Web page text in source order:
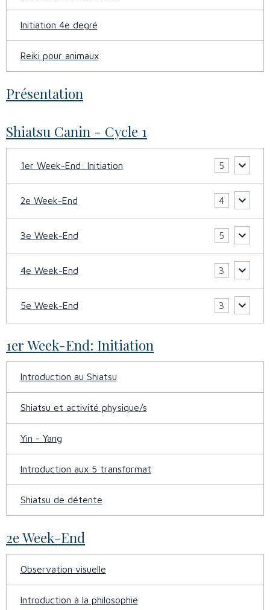
Initiation 4e degré
Reiki pour animaux
Présentation
Shiatsu Canin - Cycle 1
1er Week-End: Initiation 5
2e Week-End 4
3e Week-End 5
4e Week-End 3
5e Week-End 3
1er Week-End: Initiation
Introduction au Shiatsu
Shiatsu et activité physique/s
Yin - Yang
Introduction aux 5 transformat
Shiatsu de détente
2e Week-End
Observation visuelle
Introduction à la philosophie